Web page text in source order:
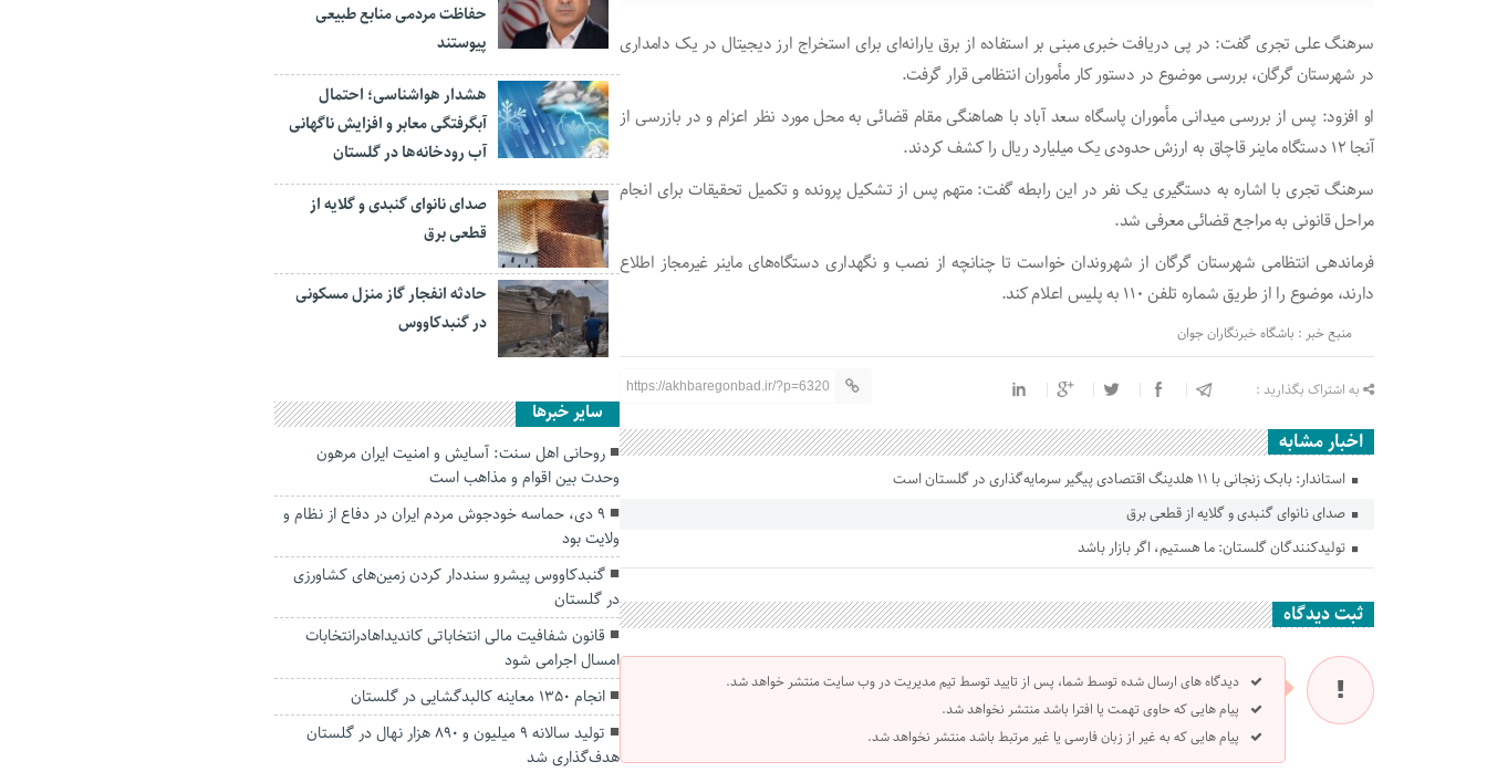
سرهنگ علی تجری گفت: در پی دریافت خبری مبنی بر استفاده از برق یارانه‌ای برای استخراج ارز دیجیتال در یک دامداری
در شهرستان گرگان، بررسی موضوع در دستور کار مأموران انتظامی قرار گرفت.
او افزود: پس از بررسی میدانی مأموران پاسگاه سعد آباد با هماهنگی مقام قضائی به محل مورد نظر اعزام و در بازرسی از
آنجا ۱۲ دستگاه ماینر قاچاق به ارزش حدودی یک میلیارد ریال را کشف کردند.
سرهنگ تجری با اشاره به دستگیری یک نفر در این رابطه گفت: متهم پس از تشکیل پرونده و تکمیل تحقیقات برای انجام
مراحل قانونی به مراجع قضائی معرفی شد.
فرماندهی انتظامی شهرستان گرگان از شهروندان خواست تا چنانچه از نصب و نگهداری دستگاه‌های ماینر غیرمجاز اطلاع
دارند، موضوع را از طریق شماره تلفن ۱۱۰ به پلیس اعلام کند.
منبع خبر : باشگاه خبرنگاران جوان
به اشتراک بگذارید : https://akhbaregonbad.ir/?p=6320
اخبار مشابه
استاندار: بابک زنجانی با ۱۱ هلدینگ اقتصادی پیگیر سرمایه‌گذاری در گلستان است
صدای نانوای گنبدی و گلایه از قطعی برق
تولیدکنندگان گلستان: ما هستیم، اگر بازار باشد
ثبت دیدگاه
دیدگاه های ارسال شده توسط شما، پس از تایید توسط تیم مدیریت در وب سایت منتشر خواهد شد.
پیام هایی که حاوی تهمت یا افترا باشد منتشر نخواهد شد.
پیام هایی که به غیر از زبان فارسی یا غیر مرتبط باشد منتشر نخواهد شد.
حفاظت مردمی منابع طبیعی
پیوستند
هشدار هواشناسی؛ احتمال
آبگرفتگی معابر و افزایش ناگهانی
آب رودخانه‌ها در گلستان
صدای نانوای گنبدی و گلایه از
قطعی برق
حادثه انفجار گاز منزل مسکونی
در گنبدکاووس
سایر خبرها
روحانی اهل سنت: آسایش و امنیت ایران مرهون
وحدت بین اقوام و مذاهب است
۹ دی، حماسه خودجوش مردم ایران در دفاع از نظام و
ولایت بود
گنبدکاووس پیشرو سنددار کردن زمین‌های کشاورزی
در گلستان
قانون شفافیت مالی انتخاباتی کاندیداهادرانتخابات
امسال اجرامی شود
انجام ۱۳۵۰ معاینه کالبدگشایی در گلستان
تولید سالانه ۹ میلیون و ۸۹۰ هزار نهال در گلستان
هدف‌گذاری شد